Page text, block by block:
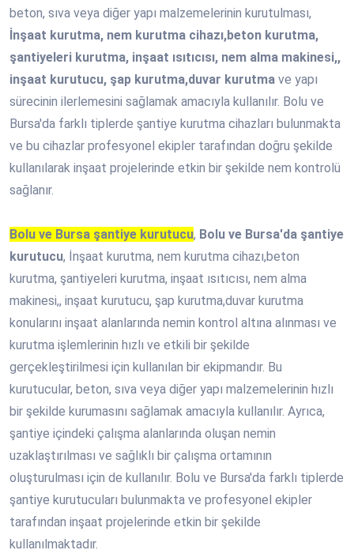
beton, sıva veya diğer yapı malzemelerinin kurutulması,
İnşaat kurutma, nem kurutma cihazı,beton kurutma,
şantiyeleri kurutma, inşaat ısıtıcısı, nem alma makinesi,,
inşaat kurutucu, şap kurutma,duvar kurutma ve yapı
sürecinin ilerlemesini sağlamak amacıyla kullanılır. Bolu ve
Bursa'da farklı tiplerde şantiye kurutma cihazları bulunmakta
ve bu cihazlar profesyonel ekipler tarafından doğru şekilde
kullanılarak inşaat projelerinde etkin bir şekilde nem kontrolü
sağlanır.
Bolu ve Bursa şantiye kurutucu, Bolu ve Bursa'da şantiye
kurutucu, İnşaat kurutma, nem kurutma cihazı,beton
kurutma, şantiyeleri kurutma, inşaat ısıtıcısı, nem alma
makinesi,, inşaat kurutucu, şap kurutma,duvar kurutma
konularını inşaat alanlarında nemin kontrol altına alınması ve
kurutma işlemlerinin hızlı ve etkili bir şekilde
gerçekleştirilmesi için kullanılan bir ekipmandır. Bu
kurutucular, beton, sıva veya diğer yapı malzemelerinin hızlı
bir şekilde kurumasını sağlamak amacıyla kullanılır. Ayrıca,
şantiye içindeki çalışma alanlarında oluşan nemin
uzaklaştırılması ve sağlıklı bir çalışma ortamının
oluşturulması için de kullanılır. Bolu ve Bursa'da farklı tiplerde
şantiye kurutucuları bulunmakta ve profesyonel ekipler
tarafından inşaat projelerinde etkin bir şekilde
kullanılmaktadır.